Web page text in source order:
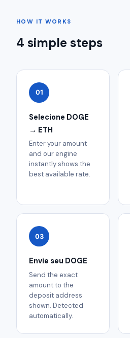
HOW IT WORKS
4 simple steps
01
Selecione DOGE
→ ETH
Enter your amount
and our engine
instantly shows the
best available rate.
03
Envie seu DOGE
Send the exact
amount to the
deposit address
shown. Detected
automatically.